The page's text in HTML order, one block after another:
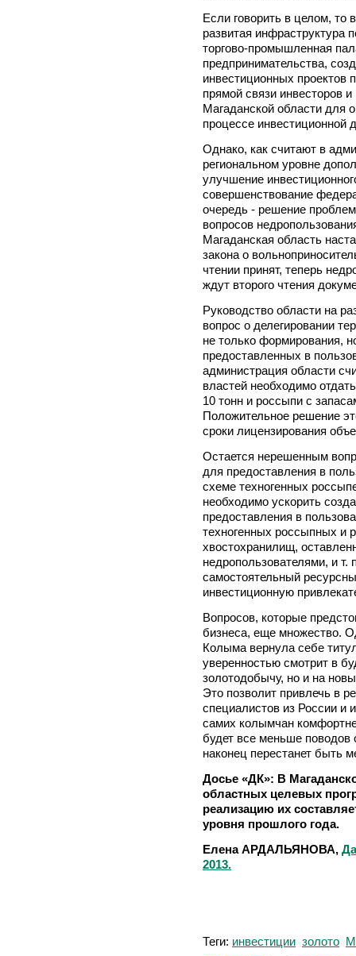
Если говорить в целом, то
развитая инфраструктура
торгово-промышленная
предпринимательства,
инвестиционных проектов
прямой связи инвесторов
Магаданской области для
процессе инвестиционной
Однако, как считают в
региональном уровне
улучшение
совершенствование
очередь - решение
вопросов
Магаданская область
закона о
чтении принят, теперь
ждут второго чтения
Руководство области на
вопрос о делегировании
не только формирования,
предоставленных в
администрация области
властей необходимо
10 тонн и россыпи с
Положительное решение
сроки лицензирования
Остается нерешенным
для предоставления в
схеме техногенных
необходимо ускорить
предоставления в
техногенных россыпных и
хвостохранилищ,
недропользователями, и т.
самостоятельный
инвестиционную
Вопросов, которые
бизнеса, еще множество.
Колыма вернула себе
уверенностью смотрит в
золотодобычу, но и на
Это позволит привлечь в
специалистов из России и
самих колымчан
будет все меньше поводов
наконец перестанет быть
Досье «ДК»: В
областных целевых
реализацию их
уровня прошлого года.
Елена АРДАЛЬЯНОВА,
2013.
Теги: инвестиции золото